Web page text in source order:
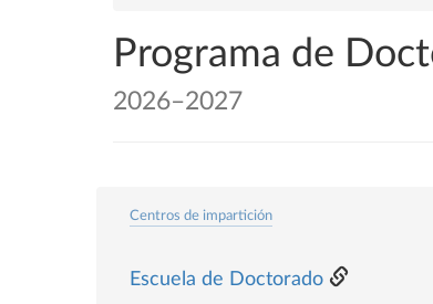
Programa de
2026–2027
Centros de impartición
Escuela de Doctorado